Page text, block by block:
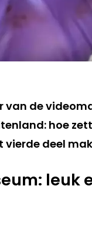
van de
hoe
deel
leuk